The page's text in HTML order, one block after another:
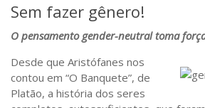
Bio
Saúde
Sem fazer gênero!
O pensamento gender-neutral toma
Desde que Aristófanes nos
contou em “O Banquete”, de
Platão, a história dos seres